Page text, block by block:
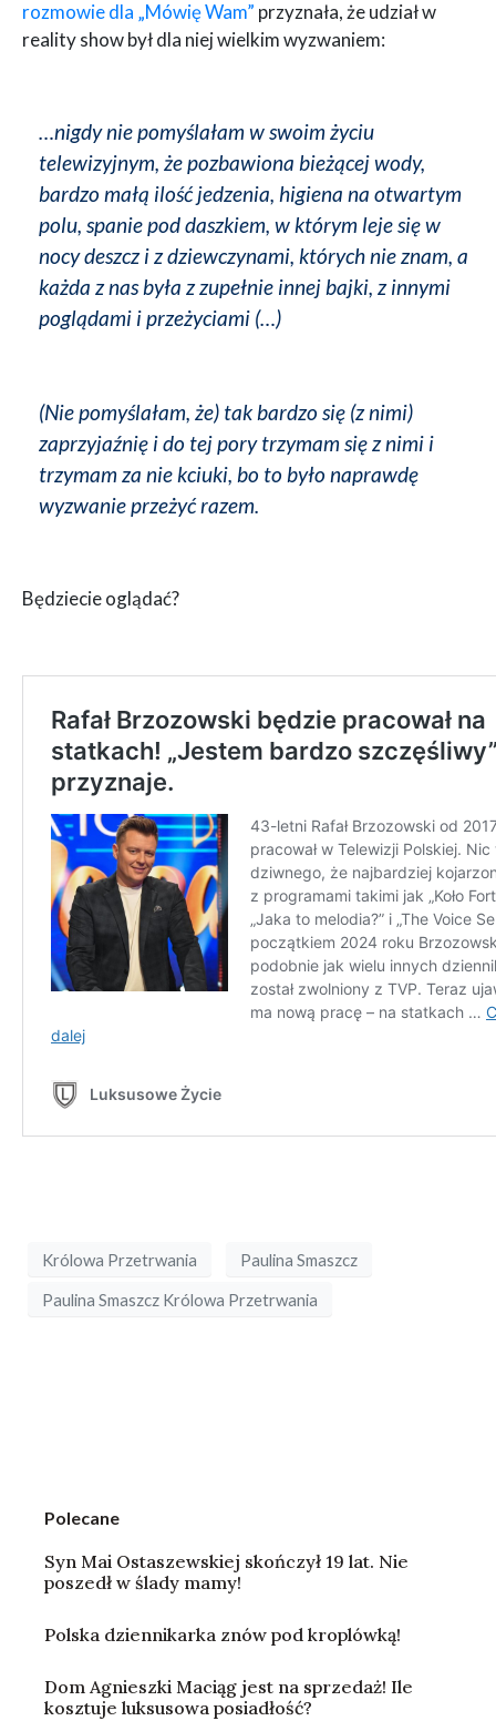
rozmowie dla „Mówię Wam” przyznała, że udział w
reality show był dla niej wielkim wyzwaniem:
…nigdy nie pomyślałam w swoim życiu
telewizyjnym, że pozbawiona bieżącej wody,
bardzo małą ilość jedzenia, higiena na otwartym
polu, spanie pod daszkiem, w którym leje się w
nocy deszcz i z dziewczynami, których nie znam, a
każda z nas była z zupełnie innej bajki, z innymi
poglądami i przeżyciami (…)
(Nie pomyślałam, że) tak bardzo się (z nimi)
zaprzyjaźnię i do tej pory trzymam się z nimi i
trzymam za nie kciuki, bo to było naprawdę
wyzwanie przeżyć razem.
Będziecie oglądać?
Królowa Przetrwania Paulina Smaszcz
Paulina Smaszcz Królowa Przetrwania
Polecane
Syn Mai Ostaszewskiej skończył 19 lat. Nie
poszedł w ślady mamy!
Polska dziennikarka znów pod kroplówką!
Dom Agnieszki Maciąg jest na sprzedaż! Ile
kosztuje luksusowa posiadłość?